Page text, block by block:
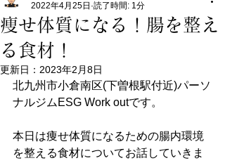
痩せ体質になる！腸を整え
る食材！
2022年4月25日 読了時間: 1分
更新日： 2023年2月8日
北九州市小倉南区(下曽根駅付近)パーソ
ナルジムESG Work outです。
本日は痩せ体質になるための腸内環境
を整える食材についてお話していきま